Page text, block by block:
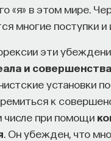
«я» в этом мире.
многие поступки и
эти
и совершенства
установки
к
числе при помощи
. Он убежден, что